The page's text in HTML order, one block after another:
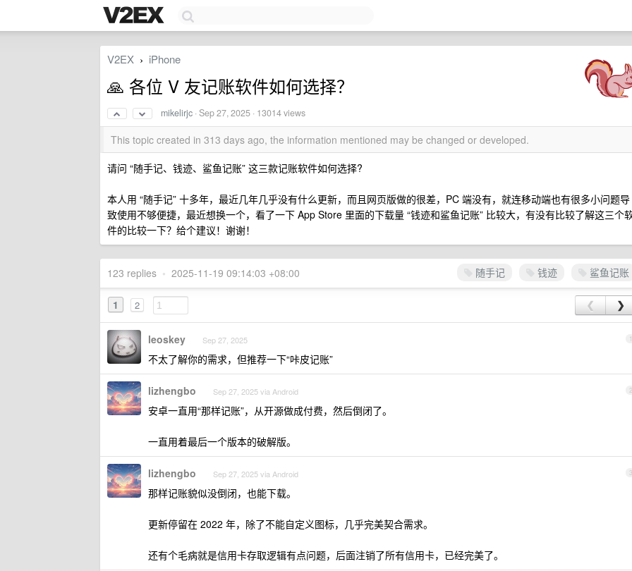
V2EX › iPhone
🙏 各位 V 友记账软件如何选择？
mikelirjc ·Sep 27, 2025 · 13014 views
This topic created in 313 days ago, the information mentioned may be changed or developed.
请问 “随手记、钱迹、鲨鱼记账” 这三款记账软件如何选择?
本人用 “随手记” 十多年，最近几年几乎没有什么更新，而且网页版做的很差，PC 端没有，就连移动端也有很多小问题导
致使用不够便捷，最近想换一个，看了一下 App Store 里面的下载量 “钱迹和鲨鱼记账” 比较大，有没有比较了解这三个
件的比较一下？给个建议！谢谢！
随手记 钱迹 鲨鱼记账
123 replies • 2025-11-19 09:14:03 +08:00
1 2 ❮ ❯
1
leoskey Sep 27, 2025
不太了解你的需求，但推荐一下“咔皮记账”
2
lizhengbo Sep 27, 2025 via Android
安卓一直用“那样记账”，从开源做成付费，然后倒闭了。
一直用着最后一个版本的破解版。
3
lizhengbo Sep 27, 2025 via Android
那样记账貌似没倒闭，也能下载。
更新停留在 2022 年，除了不能自定义图标，几乎完美契合需求。
还有个毛病就是信用卡存取逻辑有点问题，后面注销了所有信用卡，已经完美了。